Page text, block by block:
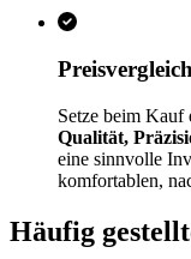
Preisvergleich
Setze beim
Qualität,
eine sinnvolle
komfortablen,
Häufig